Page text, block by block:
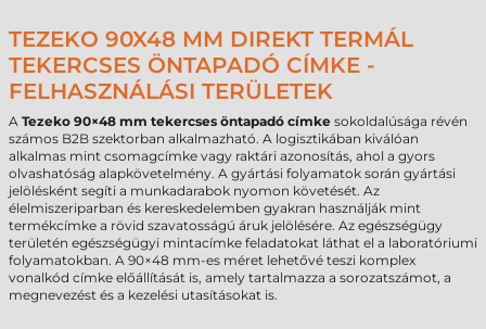
TEZEKO 90X48 MM DIREKT TERMÁL
TEKERCSES ÖNTAPADÓ CÍMKE -
FELHASZNÁLÁSI TERÜLETEK
A Tezeko 90×48 mm tekercses öntapadó címke sokoldalúsága révén
számos B2B szektorban alkalmazható. A logisztikában kiválóan
alkalmas mint csomagcímke vagy raktári azonosítás, ahol a gyors
olvashatóság alapkövetelmény. A gyártási folyamatok során gyártási
jelölésként segíti a munkadarabok nyomon követését. Az
élelmiszeriparban és kereskedelemben gyakran használják mint
termékcímke a rövid szavatosságú áruk jelölésére. Az egészségügy
területén egészségügyi mintacímke feladatokat láthat el a laboratóriumi
folyamatokban. A 90×48 mm-es méret lehetővé teszi komplex
vonalkód címke előállítását is, amely tartalmazza a sorozatszámot, a
megnevezést és a kezelési utasításokat is.